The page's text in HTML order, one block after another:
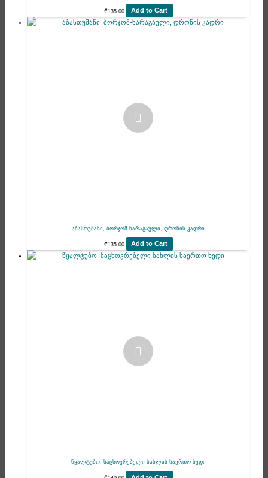
₾135.00 Add to Cart
აბასთუმანი, ბორჯომ-ხარაგაული, დრონის კადრი
₾135.00 Add to Cart
წყალტუბო, საცხოვრებელი სახლის საერთო ხედი